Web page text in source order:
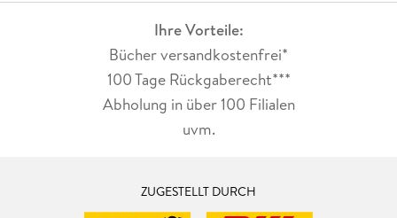
Ihre Vorteile:
Bücher versandkostenfrei*
100 Tage Rückgaberecht***
Abholung in über 100 Filialen
uvm.
ZUGESTELLT DURCH